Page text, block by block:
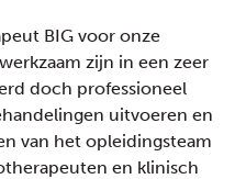
BIG voor onze
zijn in een zeer
doch professioneel
uitvoeren en
van het opleidingsteam
en klinisch